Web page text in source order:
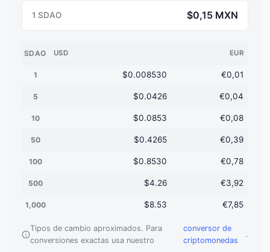
1 SDAO $0,15 MXN
SDAO USD EUR
1 $0.008530 €0,01
5 $0.0426 €0,04
10 $0.0853 €0,08
50 $0.4265 €0,39
100 $0.8530 €0,78
500 $4.26 €3,92
1,000 $8.53 €7,85
Tipos de cambio aproximados. Para
conversiones exactas usa nuestro
conversor de
criptomonedas
.